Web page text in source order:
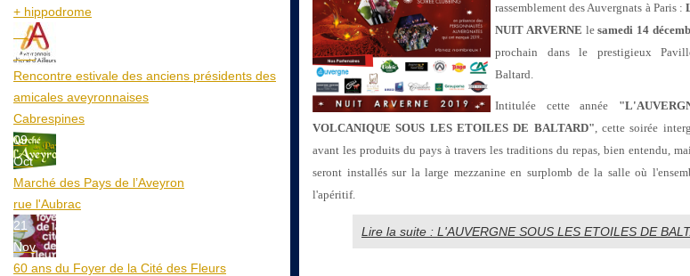
+ hippodrome
25
Aoû
Rencontre estivale des anciens présidents des
amicales aveyronnaises
Cabrespines
09
Oct
Marché des Pays de l’Aveyron
rue l'Aubrac
21
Nov
60 ans du Foyer de la Cité des Fleurs
rassemblement des Auvergnats à Paris :
NUIT ARVERNE lesamedi 14
prochain dans le prestigieux
Baltard.
Intitulée cette année
VOLCANIQUE SOUS LES ETOILES DE BALTARD", cette soirée
avant les produits du pays à travers les traditions du repas, bien entendu,
seront installés sur la large mezzanine en surplomb de la salle où
l'apéritif.
Lire la suite : L'AUVERGNE SOUS LES ETOILES DE